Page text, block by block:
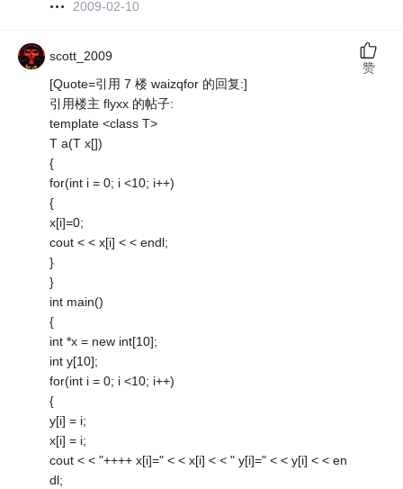
2009-02-10
scott_2009
[Quote=引用 7 楼 waizqfor 的回复:]
引用楼主 flyxx 的帖子:
template <class T>
T a(T x[])
{
for(int i = 0; i <10; i++)
{
x[i]=0;
cout < < x[i] < < endl;
}
}
int main()
{
int *x = new int[10];
int y[10];
for(int i = 0; i <10; i++)
{
y[i] = i;
x[i] = i;
cout < < "++++ x[i]=" < < x[i] < < " y[i]=" < < y[i] < < en
dl;
赞